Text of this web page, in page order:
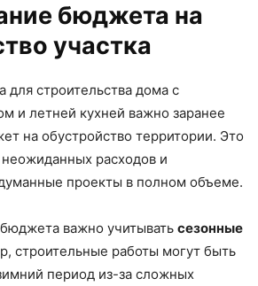
бюджета на
участка
для строительства дома с
и летней кухней важно заранее
на обустройство территории. Это
расходов и
проекты в полном объеме.
важно учитывать сезонные
строительные работы могут быть
период из-за сложных